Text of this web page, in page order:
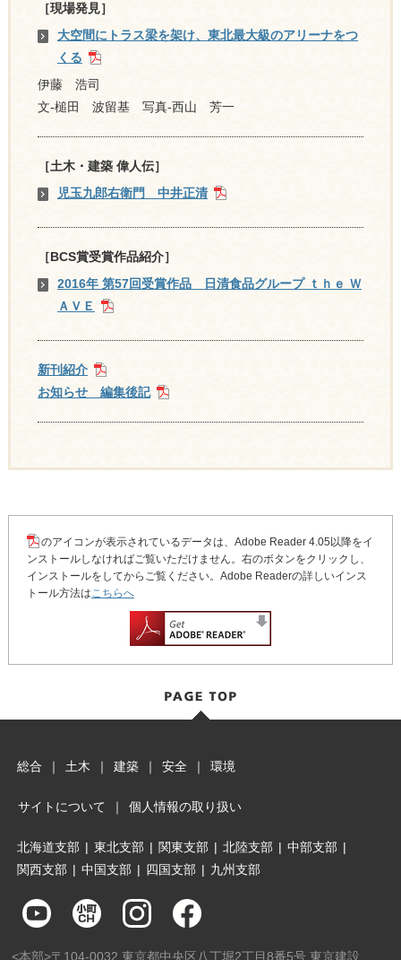
［現場発見］
大空間にトラス梁を架け、東北最大級のアリーナをつ
くる
伊藤 浩司
文-槌田 波留基 写真-西山 芳一
［土木・建築 偉人伝］
児玉九郎右衛門 中井正清
［BCS賞受賞作品紹介］
2016年 第57回受賞作品 日清食品グループ ｔｈｅ Ｗ
ＡＶＥ
新刊紹介
お知らせ 編集後記
のアイコンが表示されているデータは、Adobe Reader 4.05以降をイ
ンストールしなければご覧いただけません。右のボタンをクリックし、
インストールをしてからご覧ください。Adobe Readerの詳しいインス
トール方法はこちらへ
総合 ｜ 土木 ｜ 建築 ｜ 安全 ｜ 環境
サイトについて ｜ 個人情報の取り扱い
北海道支部 | 東北支部 | 関東支部 | 北陸支部 | 中部支部 |
関西支部 | 中国支部 | 四国支部 | 九州支部
<本部>〒104-0032 東京都中央区八丁堀2丁目8番5号 東京建設